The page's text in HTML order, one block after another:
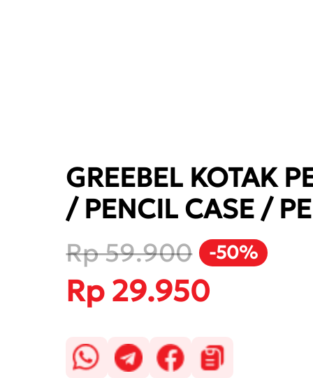
GREEBEL KOTAK
/ PENCIL CASE /
-50%
Rp59.900
Harga
aslinya
adalah:
Rp29.950